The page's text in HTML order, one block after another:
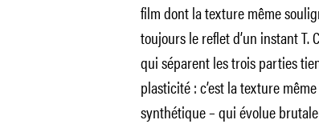
film dont la texture même
toujours le reflet d’un instant T.
qui séparent les trois parties
plasticité : c’est la texture
synthétique – qui évolue